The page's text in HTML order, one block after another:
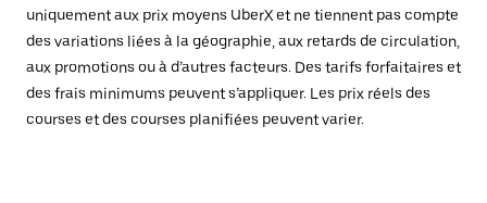
uniquement aux prix moyens UberX et ne tiennent pas compte
des variations liées à la géographie, aux retards de circulation,
aux promotions ou à d’autres facteurs. Des tarifs forfaitaires et
des frais minimums peuvent s’appliquer. Les prix réels des
courses et des courses planifiées peuvent varier.